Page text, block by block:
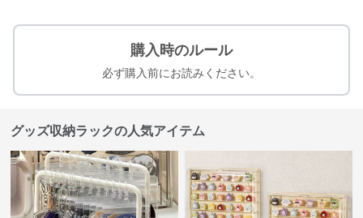
購入時のルール
必ず購入前にお読みください。
グッズ収納ラックの人気アイテム